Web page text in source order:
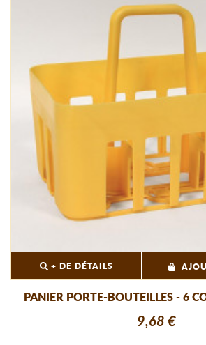
+ DE DÉTAILS
PANIER PORTE-BOUTEILLES - 6
9,68 €